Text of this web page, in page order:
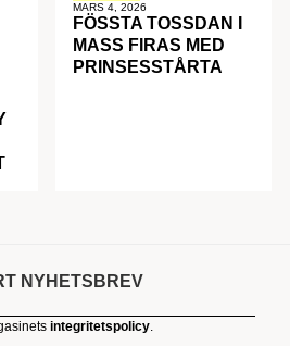
MARS 4, 2026
FÖSSTA TOSSDAN I
MASS FIRAS MED
PRINSESSTÅRTA
NYHETSBREV
integritetspolicy.